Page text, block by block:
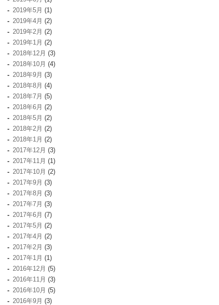
2019年5月 (1)
2019年4月 (2)
2019年2月 (2)
2019年1月 (2)
2018年12月 (3)
2018年10月 (4)
2018年9月 (3)
2018年8月 (4)
2018年7月 (5)
2018年6月 (2)
2018年5月 (2)
2018年2月 (2)
2018年1月 (2)
2017年12月 (3)
2017年11月 (1)
2017年10月 (2)
2017年9月 (3)
2017年8月 (3)
2017年7月 (3)
2017年6月 (7)
2017年5月 (2)
2017年4月 (2)
2017年2月 (3)
2017年1月 (1)
2016年12月 (5)
2016年11月 (3)
2016年10月 (5)
2016年9月 (3)